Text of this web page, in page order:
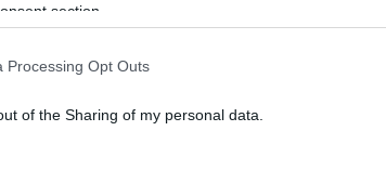
section.
Processing Opt Outs
of the Sharing of my personal data.